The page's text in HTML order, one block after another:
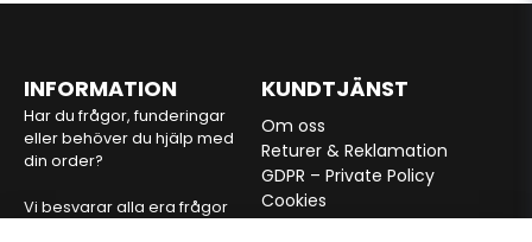
INFORMATION
Har du frågor, funderingar
eller behöver du hjälp med
din order?
Vi besvarar alla era frågor
KUNDTJÄNST
Om oss
Returer & Reklamation
GDPR – Private Policy
Cookies
Köpvilkor